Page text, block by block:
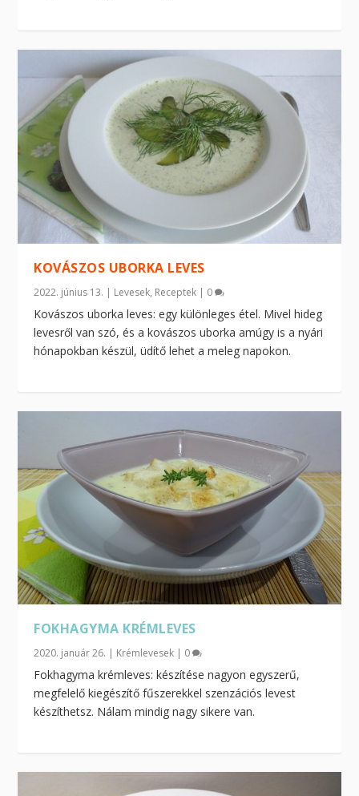
KOVÁSZOS UBORKA LEVES
2022. június 13. | Levesek, Receptek | 0
Kovászos uborka leves: egy különleges étel. Mivel hideg
levesről van szó, és a kovászos uborka amúgy is a nyári
hónapokban készül, üdítő lehet a meleg napokon.
FOKHAGYMA KRÉMLEVES
2020. január 26. | Krémlevesek | 0
Fokhagyma krémleves: készítése nagyon egyszerű,
megfelelő kiegészítő fűszerekkel szenzációs levest
készíthetsz. Nálam mindig nagy sikere van.